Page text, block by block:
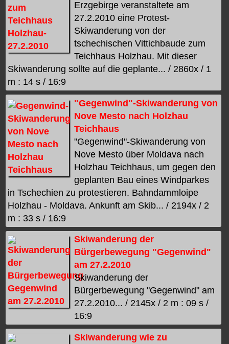
Erzgebirge veranstaltete am
27.2.2010 eine Protest-
Skiwanderung von der
tschechischen Vittichbaude zum
Teichhaus Holzhau. Mit dieser
Skiwanderung sollte auf die geplante... / 2860x / 1
m : 14 s / 16:9
"Gegenwind"-Skiwanderung von
Nove Mesto nach Holzhau
Teichhaus
"Gegenwind"-Skiwanderung von
Nove Mesto über Moldava nach
Holzhau Teichhaus, um gegen den
geplanten Bau eines Windparkes
in Tschechien zu protestieren. Bahndammloipe
Holzhau - Moldava. Ankunft am Skib... / 2194x / 2
m : 33 s / 16:9
Skiwanderung der
Bürgerbewegung "Gegenwind"
am 27.2.2010
Skiwanderung der
Bürgerbewegung "Gegenwind" am
27.2.2010... / 2145x / 2 m : 09 s /
16:9
Skiwanderung wie zu